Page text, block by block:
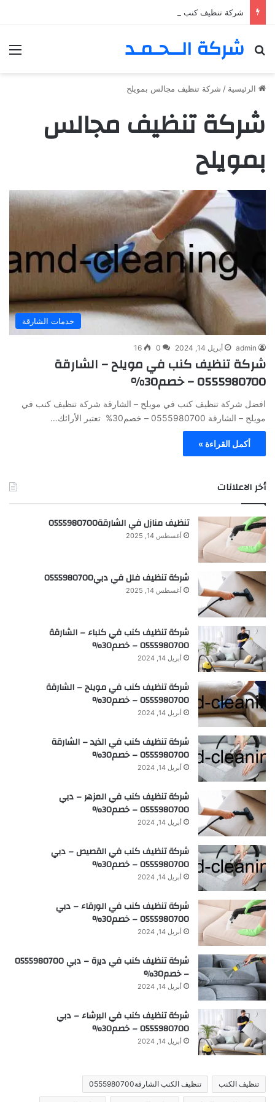
شركة تنظيف كنب في المزهر – دبي 0555980700 – خصم30%
شركة الــحـمـد
بحث عن
الرئيسية / شركة تنظيف مجالس بمويلح
شركة تنظيف مجالس
بمويلح
خدمات الشارقة
admin أبريل 14, 2024 0
16
شركة تنظيف كنب في مويلح – الشارقة
0555980700 – خصم30%
افضل شركة تنظيف كنب في مويلح – الشارقة شركة تنظيف كنب في
مويلح – الشارقة 0555980700 – خصم30% تعتبر الأرائك…
أكمل القراءة »
أخر الاعلانات
تنظيف منازل في الشارقة0555980700
أغسطس 14, 2025
شركة تنظيف فلل في دبي0555980700
أغسطس 14, 2025
شركة تنظيف كنب في كلباء – الشارقة
0555980700 – خصم30%
أبريل 14, 2024
شركة تنظيف كنب في مويلح – الشارقة
0555980700 – خصم30%
أبريل 14, 2024
شركة تنظيف كنب في الذيد – الشارقة
0555980700 – خصم30%
أبريل 14, 2024
شركة تنظيف كنب في المزهر – دبي
0555980700 – خصم30%
أبريل 14, 2024
شركة تنظيف كنب في القصيص – دبي
0555980700 – خصم30%
أبريل 14, 2024
شركة تنظيف كنب في الورقاء – دبي
0555980700 – خصم30%
أبريل 14, 2024
شركة تنظيف كنب في ديرة – دبي 0555980700
– خصم30%
أبريل 14, 2024
شركة تنظيف كنب في البرشاء – دبي
0555980700 – خصم30%
أبريل 14, 2024
تنظيف الكنب تنظيف الكنب الشارقة0555980700